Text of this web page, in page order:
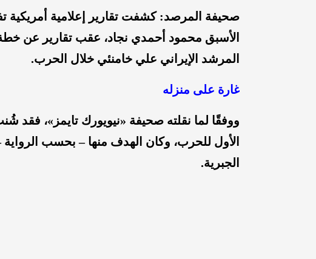
صحيفة المرصد: كشفت تقارير إعلامية أمريكية
الأسبق محمود أحمدي نجاد، عقب تقارير عن خطة
المرشد الإيراني علي خامنئي خلال الحرب.
غارة على منزله
ووفقًا لما نقلته صحيفة «نيويورك تايمز»، فقد
الأول للحرب، وكان الهدف منها – بحسب
الجبرية.